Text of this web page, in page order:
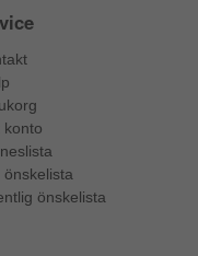
konto
önskelista
önskelista